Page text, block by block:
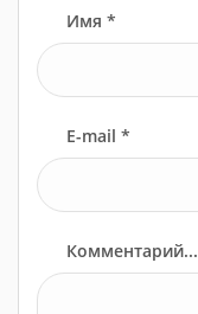
Имя *
E-mail *
Комментарий...